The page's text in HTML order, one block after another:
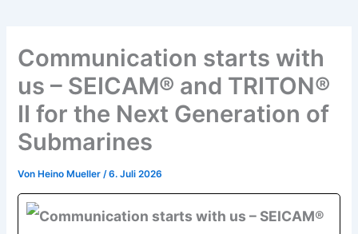
Communication starts with
us – SEICAM® and TRITON®
II for the Next Generation of
Submarines
Von Heino Mueller/6. Juli 2026
Communication starts with us – SEICAM®